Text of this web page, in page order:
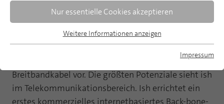
Eric Heitzer, Director Regulatory Affairs beim
Kabelnetzbetreiber ish, stellte auf dem KEF-
Symposion "Rundfunk online" die Investitionen und
Pläne des in Baden-Württemberg und Nordrhein-
Breitbandkabel vor. Die größten Potenziale sieht ish
im Telekommunikationsbereich. Ish errichtet ein
erstes kommerzielles internetbasiertes Back-bone-
Nur essentielle Cookies akzeptieren
Essentielle Cookies werden für grundlegende Funktionen der
Webseite einwandfrei funktioniert.
Name fe_typo_user
Cookie-Informationen anzeigen
Weitere Informationen anzeigen
Impressum